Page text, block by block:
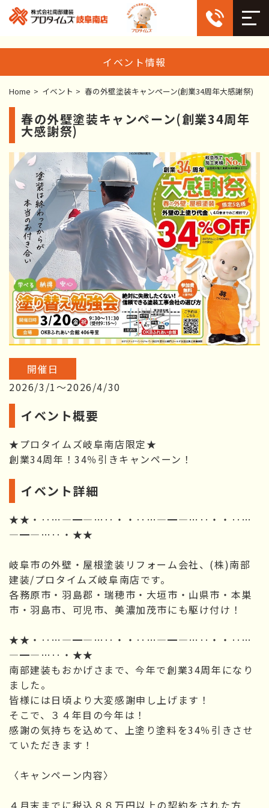
イベント情報
Home > イベント > 春の外壁塗装キャンペーン(創業34周年大感謝祭)
春の外壁塗装キャンペーン(創業34周年
大感謝祭)
開催日
2026/3/1～2026/4/30
イベント概要
★プロタイムズ岐阜南店限定★
創業34周年！34％引きキャンペーン！
イベント詳細
★★・‥…―━―…‥・・‥…―━―…‥・・‥…
―━―…‥・★★
岐阜市の外壁・屋根塗装リフォーム会社、(株)南部
建装/プロタイムズ岐阜南店です。
各務原市・羽島郡・瑞穂市・大垣市・山県市・本巣
市・羽島市、可児市、美濃加茂市にも駆け付け！
★★・‥…―━―…‥・・‥…―━―…‥・・‥…
―━―…‥・★★
南部建装もおかげさまで、今年で創業34周年になり
ました。
皆様には日頃より大変感謝申し上げます！
そこで、３４年目の今年は！
感謝の気持ちを込めて、上塗り塗料を34％引きさせ
ていただきます！
〈キャンペーン内容〉
４月末までに税込８８万円以上の契約をされた方